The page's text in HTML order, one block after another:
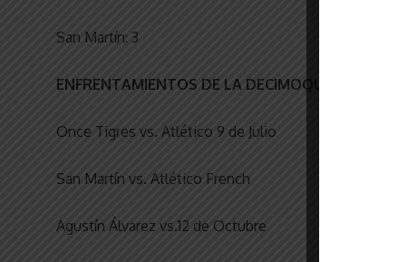
San Martín: 3
ENFRENTAMIENTOS DE LA DECIMOQUINTA FECHA
Once Tigres vs. Atlético 9 de Julio
San Martín vs. Atlético French
Agustín Álvarez vs.12 de Octubre